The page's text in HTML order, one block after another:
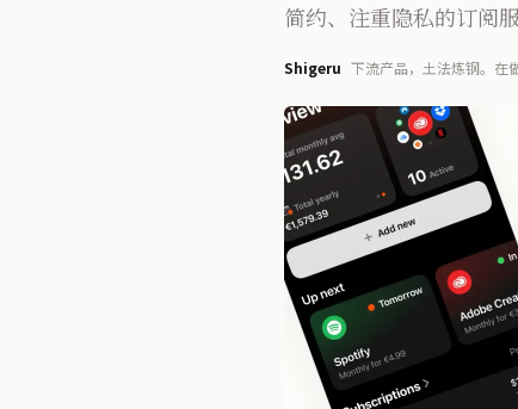
简约、注重隐私的订阅
Shigeru 下流产品，土法炼钢。在